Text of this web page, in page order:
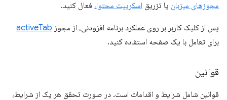
مجوزهای میزبان یا تزریق اسکریپت محتوا، فعال کنید.
پس از کلیک کاربر بر روی عملکرد برنامه افزودنی، از مجوز activeTab
برای تعامل با یک صفحه استفاده کنید.
قوانین
قوانین شامل شرایط و اقدامات است. در صورت تحقق هر یک از شرایط،